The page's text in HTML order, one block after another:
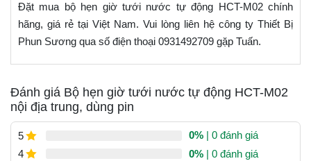
Đặt mua bộ hẹn giờ tưới nước tự động HCT-M02 chính
hãng, giá rẻ tại Việt Nam. Vui lòng liên hệ công ty Thiết Bị
Phun Sương qua số điện thoại 0931492709 gặp Tuấn.
Đánh giá Bộ hẹn giờ tưới nước tự động HCT-M02
nội địa trung, dùng pin
5 0% | 0 đánh giá
4
0% | 0 đánh giá